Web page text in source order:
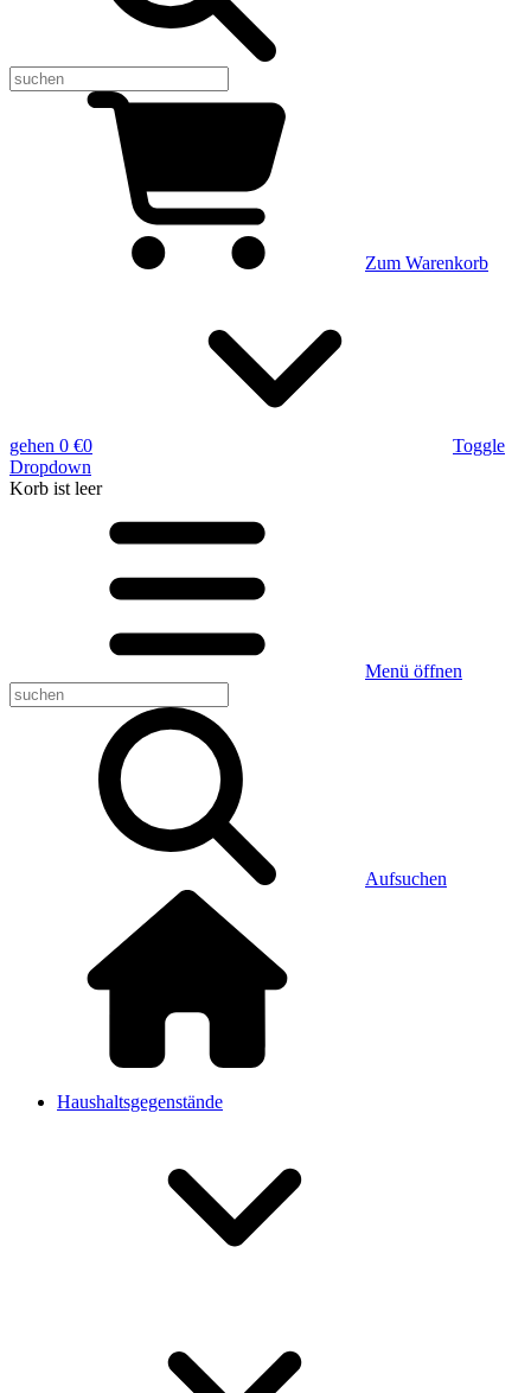
Zum Warenkorb
gehen 0 €0
Toggle
Dropdown
Korb ist leer
Menü öffnen
Aufsuchen
Haushaltsgegenstände